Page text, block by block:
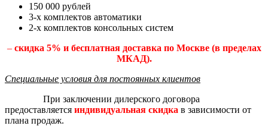
150 000 рублей
3-х комплектов автоматики
2-х комплектов консольных систем
– скидка 5% и бесплатная доставка по Москве (в пределах
МКАД).
Специальные условия для постоянных клиентов
При заключении дилерского договора
предоставляется индивидуальная скидка в зависимости от
плана продаж.